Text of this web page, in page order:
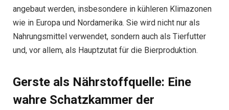
angebaut werden, insbesondere in kühleren Klimazonen
wie in Europa und Nordamerika. Sie wird nicht nur als
Nahrungsmittel verwendet, sondern auch als Tierfutter
und, vor allem, als Hauptzutat für die Bierproduktion.
Gerste als Nährstoffquelle: Eine
wahre Schatzkammer der